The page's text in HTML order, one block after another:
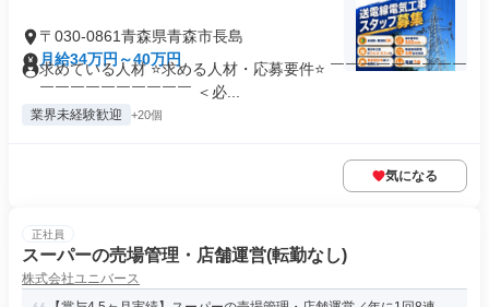
〒030-0861青森県青森市長島
月給34万円～40万円
求めている人材 ⭐求める人材・応募要件⭐ ￣￣￣￣￣￣￣￣￣
￣￣￣￣￣￣￣￣￣￣ ＜必...
業界未経験歓迎 +20個
気になる
正社員
スーパーの売場管理・店舗運営(転勤なし)
株式会社ユニバース